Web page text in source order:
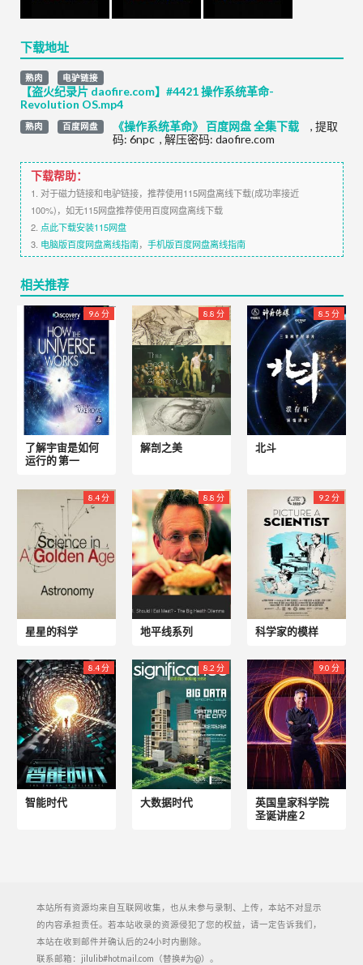
下载地址
熟肉 电驴链接
【盗火纪录片 daofire.com】#4421 操作系统革命-
Revolution OS.mp4
熟肉 百度网盘 《操作系统革命》 百度网盘 全集下载 , 提取
码: 6npc, 解压密码: daofire.com
下载帮助：
1. 对于磁力链接和电驴链接，推荐使用115网盘离线下载(成功率接近
100%)，如无115网盘推荐使用百度网盘离线下载
2. 点此下载安装115网盘
3. 电脑版百度网盘离线指南， 手机版百度网盘离线指南
相关推荐
9.6 分
了解宇宙是如何
运行的 第一
8.8 分
解剖之美
8.5 分
北斗
8.4 分
星星的科学
8.8 分
地平线系列
9.2 分
科学家的模样
8.4 分
智能时代
8.2 分
大数据时代
9.0 分
英国皇家科学院
圣诞讲座 2
本站所有资源均来自互联网收集，也从未参与录制、上传，本站不对显示
的内容承担责任。若本站收录的资源侵犯了您的权益，请一定告诉我们，
本站在收到邮件并确认后的24小时内删除。
联系邮箱：jilulib#hotmail.com（替换#为@）。